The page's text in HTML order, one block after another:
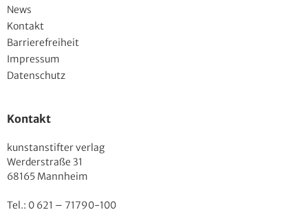
News
Kontakt
Barrierefreiheit
Impressum
Datenschutz
Kontakt
kunstanstifter verlag
Werderstraße 31
68165 Mannheim
Tel.: 0 621 – 71790-100